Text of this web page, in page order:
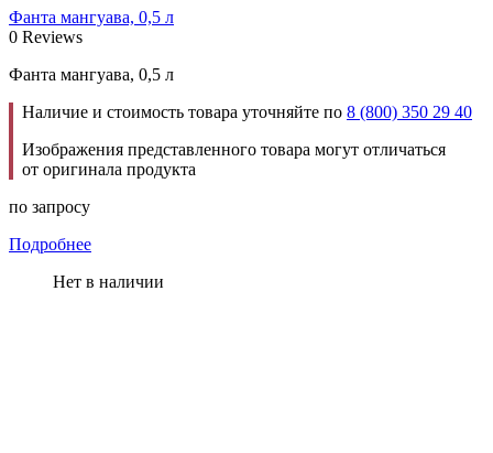
Фанта мангуава, 0,5 л
0 Reviews
Фанта мангуава, 0,5 л
Наличие и стоимость товара уточняйте по 8 (800) 350 29 40
Изображения представленного товара могут отличаться
от оригинала продукта
по запросу
Подробнее
Нет в наличии